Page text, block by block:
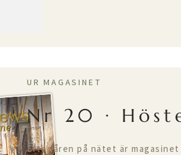
UR MAGASINET
Nr 20 ·
Efter åren på nätet är